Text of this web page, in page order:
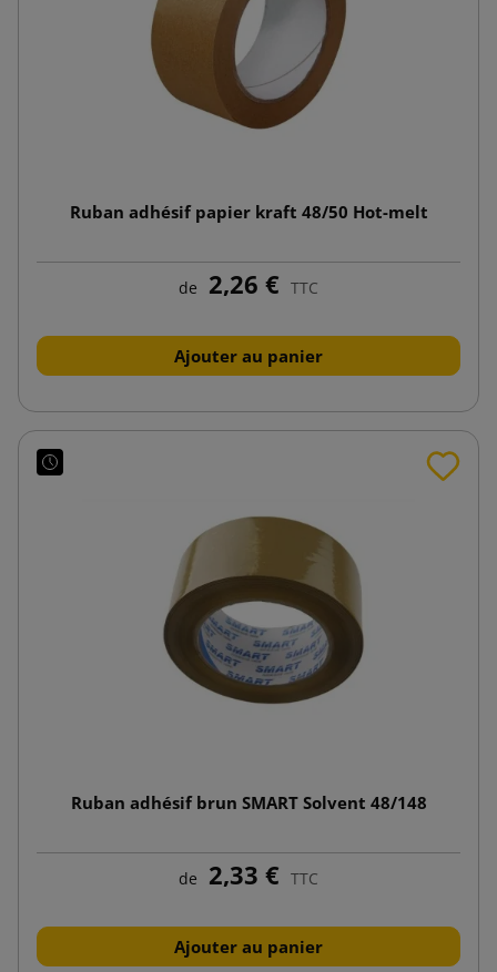
Ruban adhésif papier kraft 48/50 Hot-melt
de 2,26 € TTC
Ajouter au panier
Ruban adhésif brun SMART Solvent 48/148
de 2,33 € TTC
Ajouter au panier